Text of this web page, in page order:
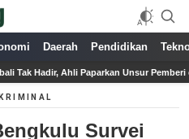
Daerah Pendidikan
Pemberi dan Penerima Gratifikasi
Survei